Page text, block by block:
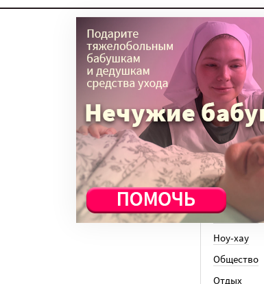
ТЕМЫ
Вера
Законы
История
Колонки
Кто есть кто
Личный
Медицина
Ноу-хау
Общество
Отдых